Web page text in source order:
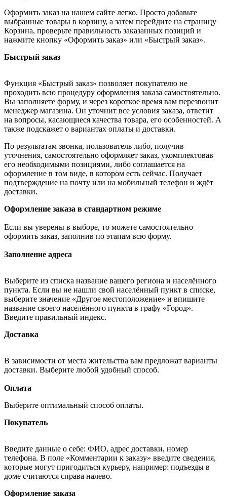
Оформить заказ на нашем сайте легко. Просто добавьте
выбранные товары в корзину, а затем перейдите на страницу
Корзина, проверьте правильность заказанных позиций и
нажмите кнопку «Оформить заказ» или «Быстрый заказ».
Быстрый заказ
Функция «Быстрый заказ» позволяет покупателю не
проходить всю процедуру оформления заказа самостоятельно.
Вы заполняете форму, и через короткое время вам перезвонит
менеджер магазина. Он уточнит все условия заказа, ответит
на вопросы, касающиеся качества товара, его особенностей. А
также подскажет о вариантах оплаты и доставки.
По результатам звонка, пользователь либо, получив
уточнения, самостоятельно оформляет заказ, укомплектовав
его необходимыми позициями, либо соглашается на
оформление в том виде, в котором есть сейчас. Получает
подтверждение на почту или на мобильный телефон и ждёт
доставки.
Оформление заказа в стандартном режиме
Если вы уверены в выборе, то можете самостоятельно
оформить заказ, заполнив по этапам всю форму.
Заполнение адреса
Выберите из списка название вашего региона и населённого
пункта. Если вы не нашли свой населённый пункт в списке,
выберите значение «Другое местоположение» и впишите
название своего населённого пункта в графу «Город».
Введите правильный индекс.
Доставка
В зависимости от места жительства вам предложат варианты
доставки. Выберите любой удобный способ.
Оплата
Выберите оптимальный способ оплаты.
Покупатель
Введите данные о себе: ФИО, адрес доставки, номер
телефона. В поле «Комментарии к заказу» введите сведения,
которые могут пригодиться курьеру, например: подъезды в
доме считаются справа налево.
Оформление заказа